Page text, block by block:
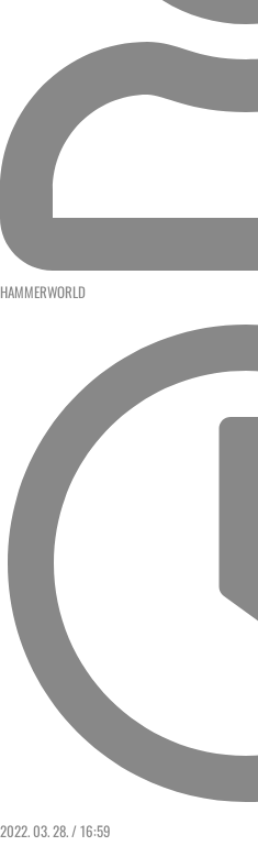
HAMMERWORLD
2022. 03. 28. / 16:59